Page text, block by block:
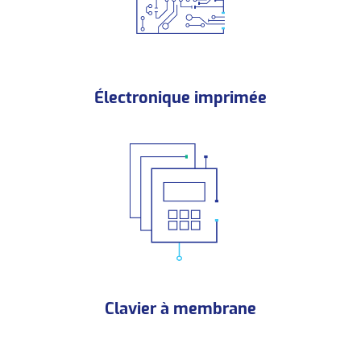
Électronique imprimée
Clavier à membrane